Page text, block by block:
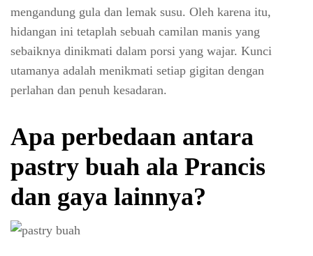
mengandung gula dan lemak susu. Oleh karena itu,
hidangan ini tetaplah sebuah camilan manis yang
sebaiknya dinikmati dalam porsi yang wajar. Kunci
utamanya adalah menikmati setiap gigitan dengan
perlahan dan penuh kesadaran.
Apa perbedaan antara
pastry buah ala Prancis
dan gaya lainnya?